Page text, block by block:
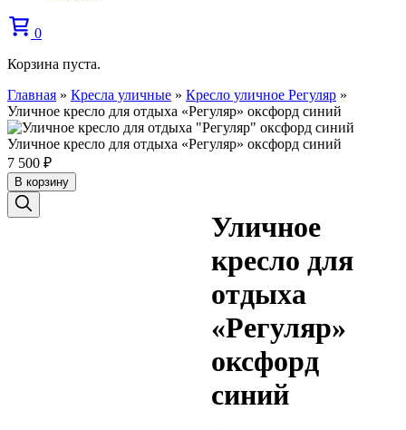
0
Корзина пуста.
Главная » Кресла уличные » Кресло уличное Регуляр »
Уличное кресло для отдыха «Регуляр» оксфорд синий
Уличное кресло для отдыха «Регуляр» оксфорд синий
7 500 ₽
В корзину
Уличное
кресло для
отдыха
«Регуляр»
оксфорд
синий